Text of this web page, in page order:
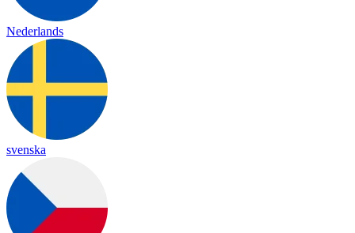
Nederlands
svenska